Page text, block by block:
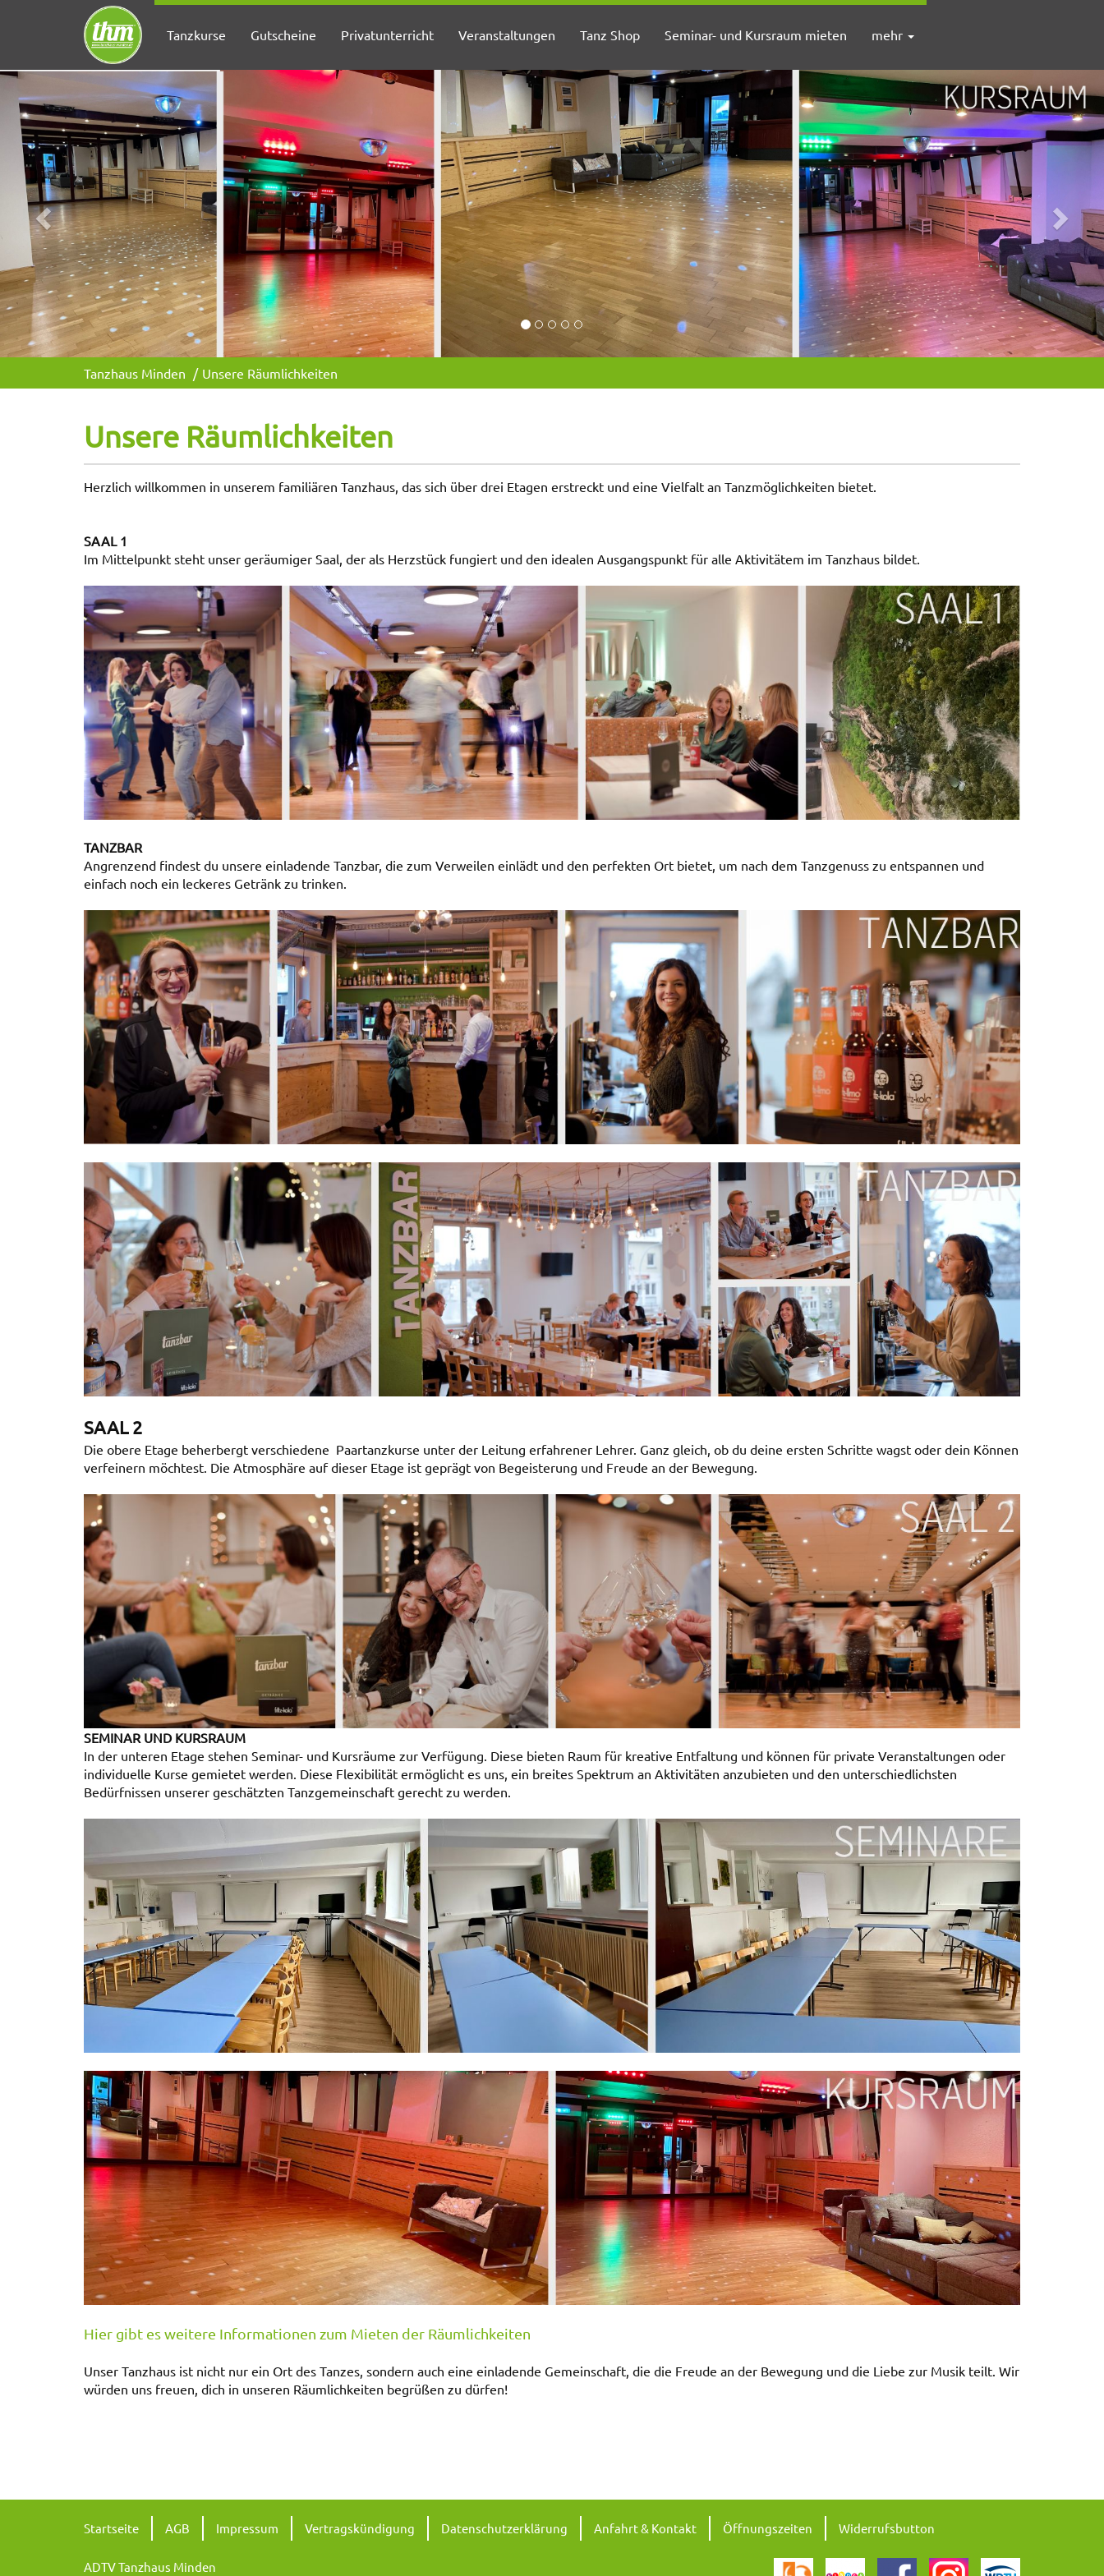
Tanzkurse Gutscheine Privatunterricht Veranstaltungen Tanz Shop Seminar- und Kursraum mieten mehr
Zurück Weiter
Tanzhaus Minden Unsere Räumlichkeiten
Unsere Räumlichkeiten
Herzlich willkommen in unserem familiären Tanzhaus, das sich über drei Etagen erstreckt und eine Vielfalt an Tanzmöglichkeiten bietet.
SAAL 1
Im Mittelpunkt steht unser geräumiger Saal, der als Herzstück fungiert und den idealen Ausgangspunkt für alle Aktivitätem im Tanzhaus bildet.
TANZBAR
Angrenzend findest du unsere einladende Tanzbar, die zum Verweilen einlädt und den perfekten Ort bietet, um nach dem Tanzgenuss zu entspannen und
einfach noch ein leckeres Getränk zu trinken.
SAAL 2
Die obere Etage beherbergt verschiedene Paartanzkurse unter der Leitung erfahrener Lehrer. Ganz gleich, ob du deine ersten Schritte wagst oder dein Können
verfeinern möchtest. Die Atmosphäre auf dieser Etage ist geprägt von Begeisterung und Freude an der Bewegung.
SEMINAR UND KURSRAUM
In der unteren Etage stehen Seminar- und Kursräume zur Verfügung. Diese bieten Raum für kreative Entfaltung und können für private Veranstaltungen oder
individuelle Kurse gemietet werden. Diese Flexibilität ermöglicht es uns, ein breites Spektrum an Aktivitäten anzubieten und den unterschiedlichsten
Bedürfnissen unserer geschätzten Tanzgemeinschaft gerecht zu werden.
Hier gibt es weitere Informationen zum Mieten der Räumlichkeiten
Unser Tanzhaus ist nicht nur ein Ort des Tanzes, sondern auch eine einladende Gemeinschaft, die die Freude an der Bewegung und die Liebe zur Musik teilt. Wir
würden uns freuen, dich in unseren Räumlichkeiten begrüßen zu dürfen!
Startseite AGB Impressum Vertragskündigung Datenschutzerklärung Anfahrt & Kontakt Öffnungszeiten Widerrufsbutton
ADTV Tanzhaus Minden